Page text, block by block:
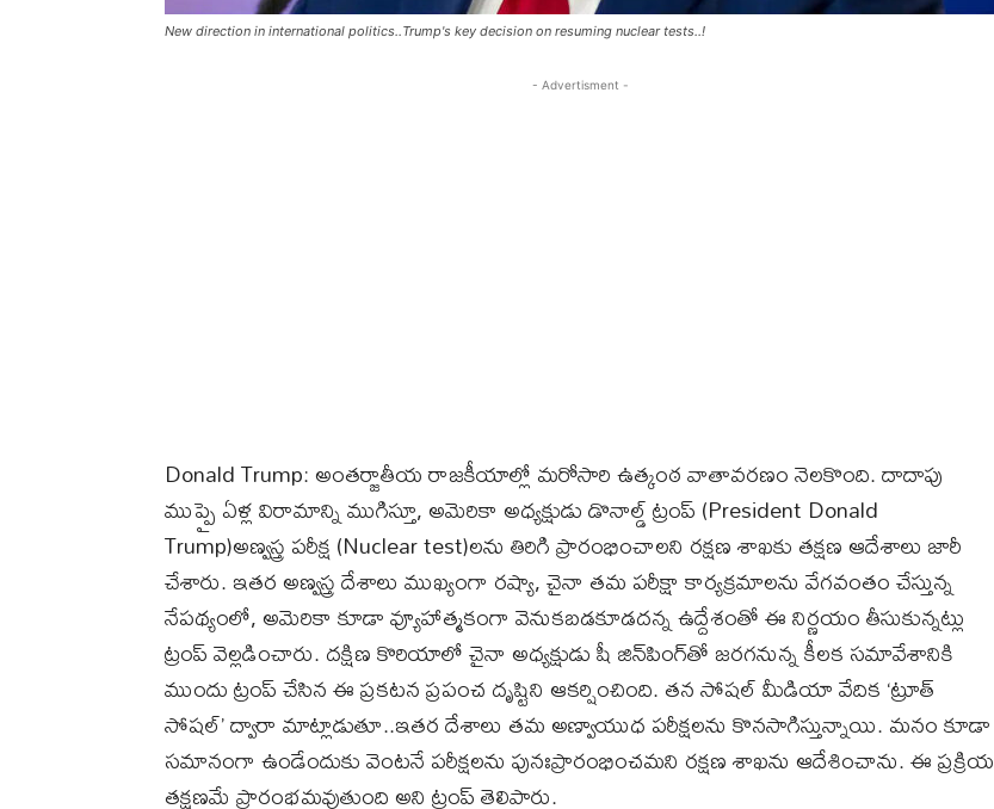
New direction in international politics..Trump's key decision on resuming nuclear tests..!
- Advertisment -
Donald Trump: అంతర్జాతీయ రాజకీయాల్లో మరోసారి ఉత్కంఠ వాతావరణం నెలకొంది. దాదాపు
ముప్పై ఏళ్ల విరామాన్ని ముగిస్తూ, అమెరికా అధ్యక్షుడు డొనాల్డ్ ట్రంప్ (President Donald
Trump)అణ్వస్త్ర పరీక్ష (Nuclear test)లను తిరిగి ప్రారంభించాలని రక్షణ శాఖకు తక్షణ ఆదేశాలు జారీ
చేశారు. ఇతర అణ్వస్త్ర దేశాలు ముఖ్యంగా రష్యా, చైనా తమ పరీక్షా కార్యక్రమాలను వేగవంతం చేస్తున్న
నేపథ్యంలో, అమెరికా కూడా వ్యూహాత్మకంగా వెనుకబడకూడదన్న ఉద్దేశంతో ఈ నిర్ణయం తీసుకున్నట్లు
ట్రంప్ వెల్లడించారు. దక్షిణ కొరియాలో చైనా అధ్యక్షుడు షీ జిన్‌పింగ్‌తో జరగనున్న కీలక సమావేశానికి
ముందు ట్రంప్ చేసిన ఈ ప్రకటన ప్రపంచ దృష్టిని ఆకర్షించింది. తన సోషల్ మీడియా వేదిక ‘ట్రూత్
సోషల్’ ద్వారా మాట్లాడుతూ..ఇతర దేశాలు తమ అణ్వాయుధ పరీక్షలను కొనసాగిస్తున్నాయి. మనం కూడా
సమానంగా ఉండేందుకు వెంటనే పరీక్షలను పునఃప్రారంభించమని రక్షణ శాఖను ఆదేశించాను. ఈ ప్రక్రియ
తక్షణమే ప్రారంభమవుతుంది అని ట్రంప్ తెలిపారు.